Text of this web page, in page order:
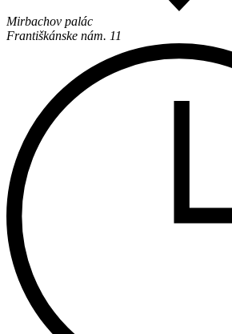
Mirbachov palác
Františkánske nám. 11